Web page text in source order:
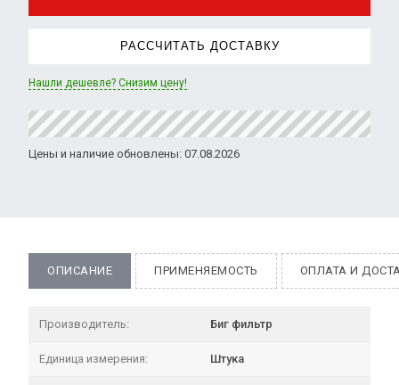
РАССЧИТАТЬ ДОСТАВКУ
Нашли дешевле? Снизим цену!
Цены и наличие обновлены: 07.08.2026
ОПИСАНИЕ ПРИМЕНЯЕМОСТЬ ОПЛАТА И
Производитель: Биг фильтр
Единица измерения: Штука